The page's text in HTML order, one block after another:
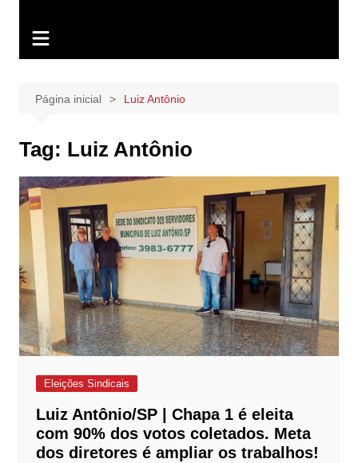
Página inicial Luiz Antônio
Tag: Luiz Antônio
Eleições Sindicais
Luiz Antônio/SP | Chapa 1 é eleita
com 90% dos votos coletados. Meta
dos diretores é ampliar os trabalhos!